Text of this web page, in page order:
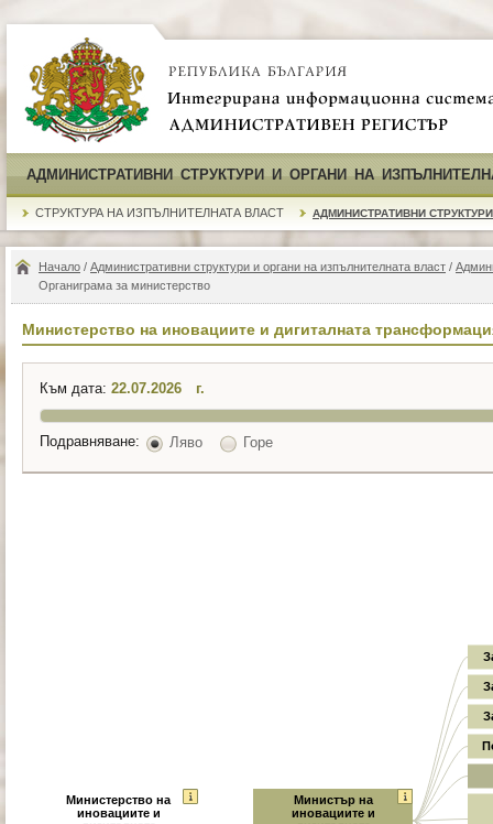
АДМИНИСТРАТИВНИ СТРУКТУРИ И ОРГАНИ НА
СТРУКТУРА НА ИЗПЪЛНИТЕЛНАТА ВЛАСТ АДМИНИСТРАТИВНИ СТРУКТУРИ
Начало / Административни структури и органи на изпълнителната власт /
Органиграма за министерство
Министерство на иновациите и дигиталната
Към дата: г.
Подравняване: Ляво Горе
Министерство на
иновациите и
Министър на
иновациите и